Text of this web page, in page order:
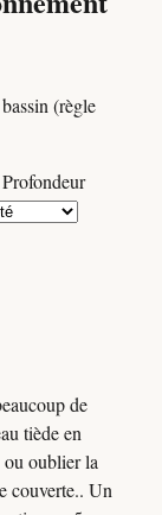
(règle
Profondeur
de
tiède en
ou oublier la
couverte.. Un